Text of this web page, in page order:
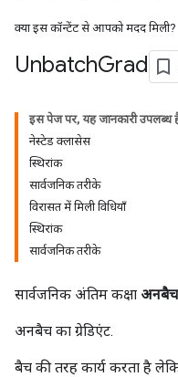
क्या इस कॉन्टेंट से आपको मदद मिली?
UnbatchGrad
इस पेज पर, यह जानकारी उपलब्ध
नेस्टेड क्लासेस
स्थिरांक
सार्वजनिक तरीके
विरासत में मिली विधियाँ
स्थिरांक
सार्वजनिक तरीके
सार्वजनिक अंतिम कक्षा
अनबैच का ग्रेडिएंट.
बैच की तरह कार्य करता है